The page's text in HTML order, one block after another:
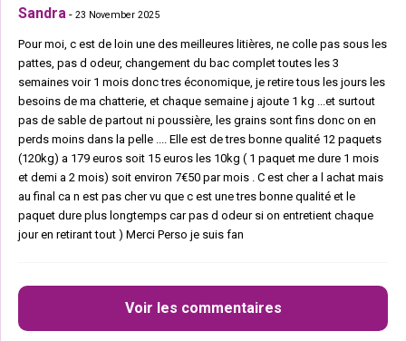
Voir les commentaires
Sandra - 23 November 2025
Pour moi, c est de loin une des meilleures litières, ne colle pas sous les
pattes, pas d odeur, changement du bac complet toutes les 3
semaines voir 1 mois donc tres économique, je retire tous les jours les
besoins de ma chatterie, et chaque semaine j ajoute 1 kg ...et surtout
pas de sable de partout ni poussière, les grains sont fins donc on en
perds moins dans la pelle .... Elle est de tres bonne qualité 12 paquets
(120kg) a 179 euros soit 15 euros les 10kg ( 1 paquet me dure 1 mois
et demi a 2 mois) soit environ 7€50 par mois . C est cher a l achat mais
au final ca n est pas cher vu que c est une tres bonne qualité et le
paquet dure plus longtemps car pas d odeur si on entretient chaque
jour en retirant tout ) Merci Perso je suis fan